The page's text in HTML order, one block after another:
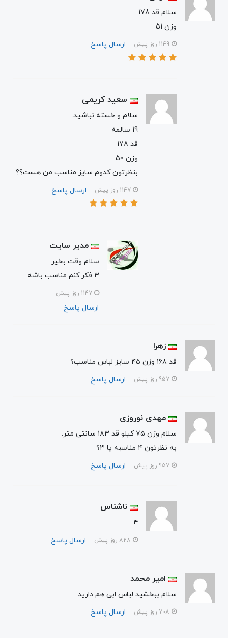
سلام قد 178
وزن 51
ارسال پاسخ
سعید کریمی
سلام و خسته نباشید.
19 سالمه
قد 178
وزن 50
بنظرتون کدوم سایز مناسب من هست؟؟
ارسال پاسخ
مدیر سایت
سلام‌ وقت بخیر
۳ فکر کنم مناسب باشه
ارسال پاسخ
زهرا
قد ۱۶۸ وزن ۴۵ سایز لباس مناسب؟
ارسال پاسخ
مهدی نوروزی
سلام وزن ۷۵ کیلو قد ۱۸۳ سانتی متر.
به نظرتون ۴ مناسبه یا ۳؟
ارسال پاسخ
ناشناس
۴
ارسال پاسخ
امیر محمد
سلام ببخشید لباس ابی هم دارید
ارسال پاسخ